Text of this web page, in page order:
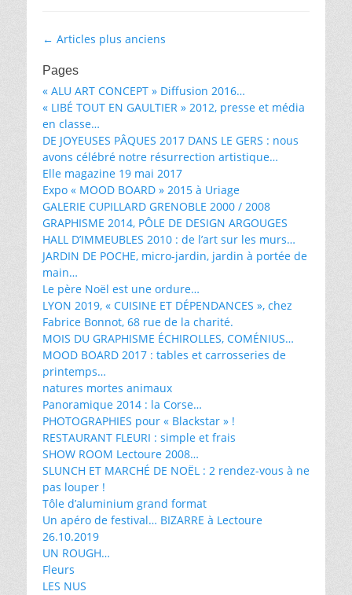
Navigation
articles
← Articles plus anciens
Pages
« ALU ART CONCEPT » Diffusion 2016…
« LIBÉ TOUT EN GAULTIER » 2012, presse et média
en classe…
DE JOYEUSES PÂQUES 2017 DANS LE GERS : nous
avons célébré notre résurrection artistique…
Elle magazine 19 mai 2017
Expo « MOOD BOARD » 2015 à Uriage
GALERIE CUPILLARD GRENOBLE 2000 / 2008
GRAPHISME 2014, PÔLE DE DESIGN ARGOUGES
HALL D’IMMEUBLES 2010 : de l’art sur les murs…
JARDIN DE POCHE, micro-jardin, jardin à portée de
main…
Le père Noël est une ordure…
LYON 2019, « CUISINE ET DÉPENDANCES », chez
Fabrice Bonnot, 68 rue de la charité.
MOIS DU GRAPHISME ÉCHIROLLES, COMÉNIUS…
MOOD BOARD 2017 : tables et carrosseries de
printemps…
natures mortes animaux
Panoramique 2014 : la Corse…
PHOTOGRAPHIES pour « Blackstar » !
RESTAURANT FLEURI : simple et frais
SHOW ROOM Lectoure 2008…
SLUNCH ET MARCHÉ DE NOËL : 2 rendez-vous à ne
pas louper !
Tôle d’aluminium grand format
Un apéro de festival… BIZARRE à Lectoure
26.10.2019
UN ROUGH…
Fleurs
LES NUS